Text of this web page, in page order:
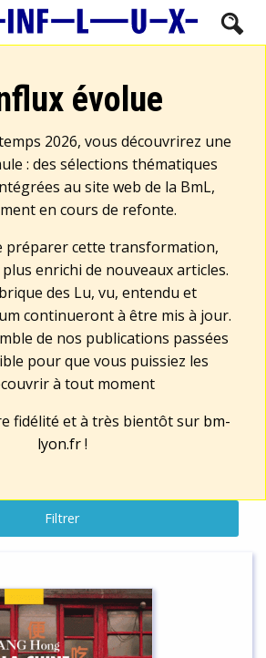
évolue
2026, vous découvrirez une
: des sélections thématiques
au site web de la BmL,
en cours de refonte.
préparer cette transformation,
plus enrichi de nouveaux articles.
des Lu, vu, entendu et
continueront à être mis à jour.
de nos publications passées
pour que vous puissiez les
à tout moment
fidélité et à très bientôt sur bm-
lyon.fr!
Filtrer